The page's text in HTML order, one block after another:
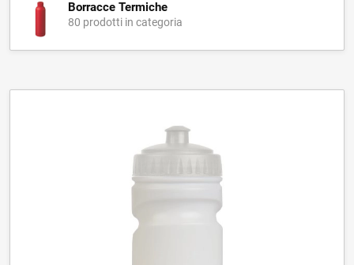
Borracce Termiche
80 prodotti in categoria